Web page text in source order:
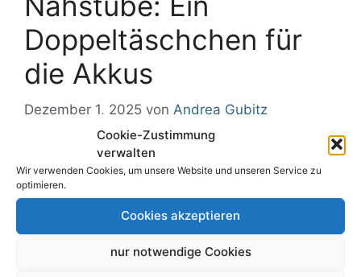
Cookie-Zustimmung
verwalten
Wir verwenden Cookies, um unsere Website und unseren Service zu
optimieren.
Cookies akzeptieren
nur notwendige Cookies
Doppeltäschchen für
die Akkus
Dezember 1, 2025 von Andrea Gubitz